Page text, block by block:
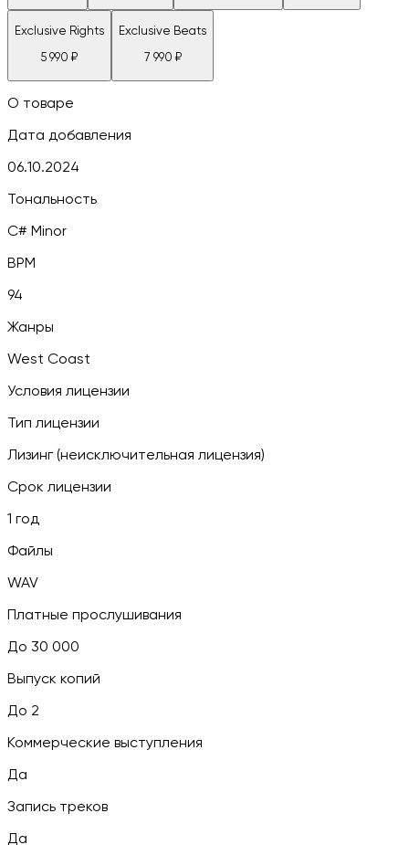
Exclusive Rights
5 990 ₽
Exclusive Beats
7 990 ₽
О товаре
Дата добавления
06.10.2024
Тональность
C# Minor
BPM
94
Жанры
West Coast
Условия лицензии
Тип лицензии
Лизинг (неисключительная лицензия)
Срок лицензии
1 год
Файлы
WAV
Платные прослушивания
До 30 000
Выпуск копий
До 2
Коммерческие выступления
Да
Запись треков
Да